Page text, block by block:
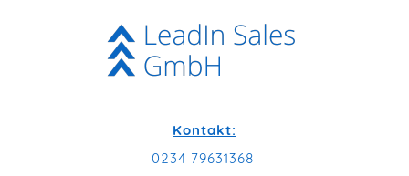
Kontakt:
0234 79631368